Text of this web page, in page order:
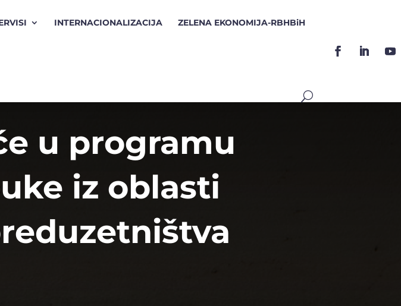
INTERNACIONALIZACIJA ZELENA EKONOMIJA-RBHBiH
u programu
iz oblasti